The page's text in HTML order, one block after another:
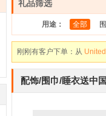
礼品筛选
用途： 全部
刚刚有客户下单：从United
刚刚有客户下单：从
刚刚有客户下单：从
刚刚有客户下单：从
配饰/围巾/睡衣送中国